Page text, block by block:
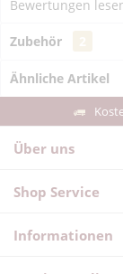
Bewertungen
Zubehör
Ähnliche Artikel
Über uns
Shop Service
Informationen